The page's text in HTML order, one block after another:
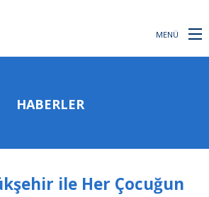
MENÜ
HABERLER
ile Her Çocuğun